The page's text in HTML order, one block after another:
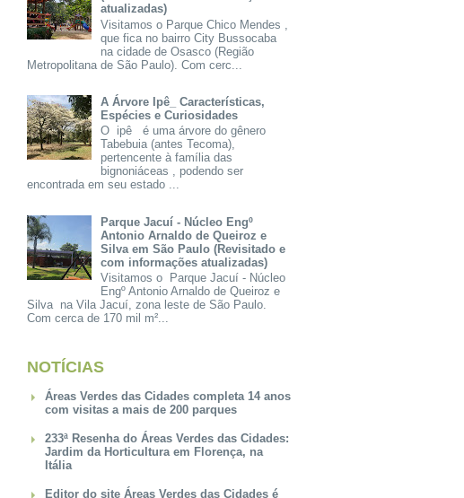
atualizadas)
Visitamos o Parque Chico Mendes ,
que fica no bairro City Bussocaba
na cidade de Osasco (Região
Metropolitana de São Paulo). Com cerc...
A Árvore Ipê_ Características,
Espécies e Curiosidades
O ipê é uma árvore do gênero
Tabebuia (antes Tecoma),
pertencente à família das
bignoniáceas , podendo ser
encontrada em seu estado ...
Parque Jacuí - Núcleo Engº
Antonio Arnaldo de Queiroz e
Silva em São Paulo (Revisitado e
com informações atualizadas)
Visitamos o Parque Jacuí - Núcleo
Engº Antonio Arnaldo de Queiroz e
Silva na Vila Jacuí, zona leste de São Paulo.
Com cerca de 170 mil m²...
NOTÍCIAS
Áreas Verdes das Cidades completa 14 anos
com visitas a mais de 200 parques
233ª Resenha do Áreas Verdes das Cidades:
Jardim da Horticultura em Florença, na
Itália
Editor do site Áreas Verdes das Cidades é